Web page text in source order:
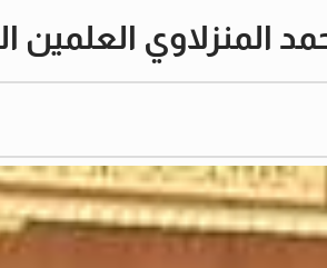
المنزلاوي العلمين